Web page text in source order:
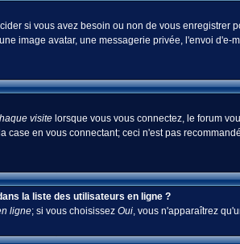
si vous avez besoin ou non de vous
image avatar, une messagerie privée, l'envoi
visitelorsque vous vous connectez, le forum
case en vous connectant; ceci n'est pas
la liste des utilisateurs en ligne ?
ligne; si vous choisissez Oui, vous n'apparaîtrez